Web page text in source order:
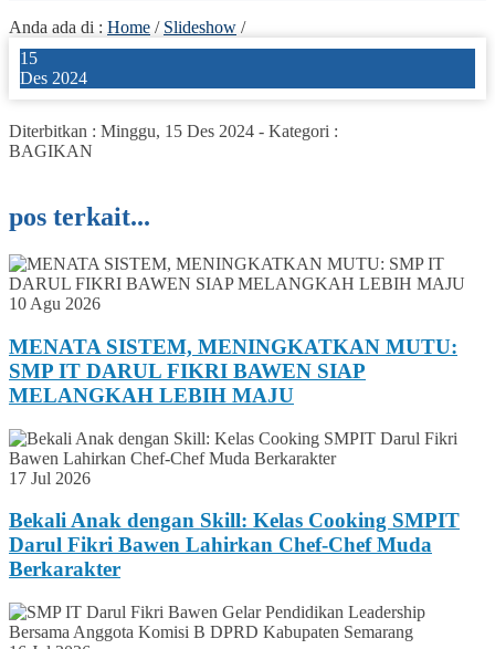
Anda ada di : Home / Slideshow /
15
Des 2024
Diterbitkan : Minggu, 15 Des 2024 - Kategori :
BAGIKAN
pos terkait...
10 Agu 2026
MENATA SISTEM, MENINGKATKAN MUTU:
SMP IT DARUL FIKRI BAWEN SIAP
MELANGKAH LEBIH MAJU
17 Jul 2026
Bekali Anak dengan Skill: Kelas Cooking SMPIT
Darul Fikri Bawen Lahirkan Chef-Chef Muda
Berkarakter